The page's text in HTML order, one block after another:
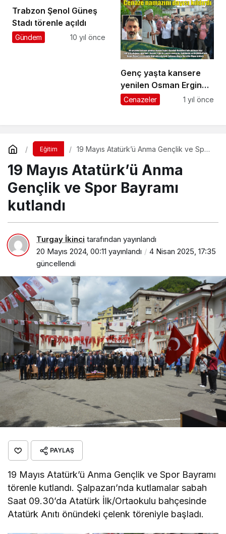
başarıya imza attı
Trabzon Şenol Güneş
Stadı törenle açıldı
Gündem 10 yıl önce
Genç yaşta kansere
yenilen Osman Ergin
Kuzuluk’ta ebediyete
Cenazeler 1 yıl önce
Eğitim
19 Mayıs Atatürk’ü Anma Gençlik ve Spor
19 Mayıs Atatürk’ü Anma
Gençlik ve Spor Bayramı
kutlandı
Turgay İkinci tarafından yayınlandı
20 Mayıs 2024, 00:11 yayınlandı
4 Nisan 2025, 17:35
güncellendi
PAYLAŞ
19 Mayıs Atatürk’ü Anma Gençlik ve Spor Bayramı
törenle kutlandı. Şalpazarı’nda kutlamalar sabah
Saat 09.30’da Atatürk İlk/Ortaokulu bahçesinde
Atatürk Anıtı önündeki çelenk töreniyle başladı.